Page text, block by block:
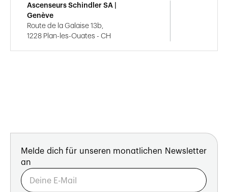
Ascenseurs Schindler SA |
Genève
Route de la Galaise 13b,
1228 Plan-les-Ouates - CH
Melde dich für unseren monatlichen Newsletter
an